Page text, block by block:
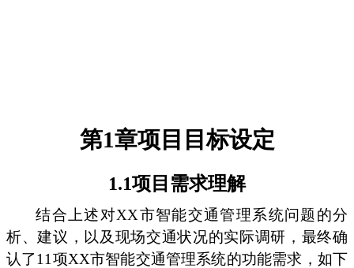
第1章项目目标设定
1.1项目需求理解
结合上述对XX市智能交通管理系统问题的分
析、建议，以及现场交通状况的实际调研，最终确
认了11项XX市智能交通管理系统的功能需求，如下